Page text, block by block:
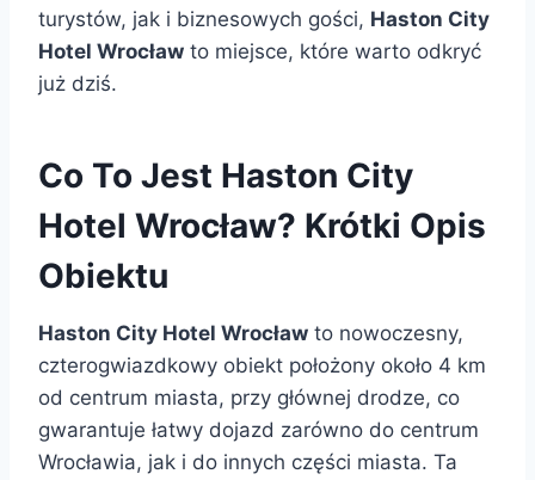
turystów, jak i biznesowych gości, Haston City
Hotel Wrocław to miejsce, które warto odkryć
już dziś.
Co To Jest Haston City
Hotel Wrocław? Krótki Opis
Obiektu
Haston City Hotel Wrocław to nowoczesny,
czterogwiazdkowy obiekt położony około 4 km
od centrum miasta, przy głównej drodze, co
gwarantuje łatwy dojazd zarówno do centrum
Wrocławia, jak i do innych części miasta. Ta